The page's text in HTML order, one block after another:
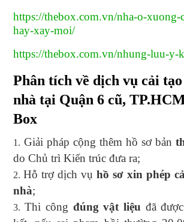
https://thebox.com.vn/nha-o-xuong-
hay-xay-moi/
https://thebox.com.vn/nhung-luu-y-
Phân tích về dịch vụ cải
nhà tại Quận 6 cũ,
Box
Giải pháp cộng thêm hồ sơ bản
do Chủ trì Kiến trúc đưa ra;
Hỗ trợ dịch vụhồ sơ xin phép
nhà;
Thi công đúng vật liệu đã